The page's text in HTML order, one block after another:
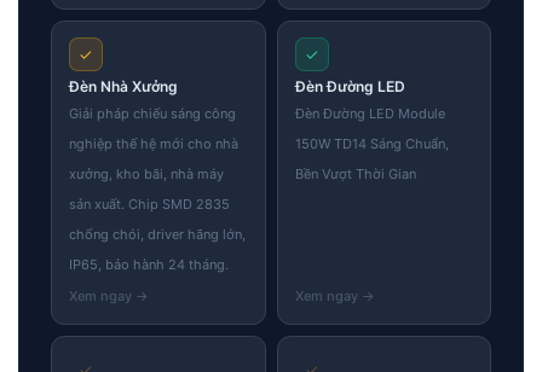
✓
Đèn Nhà Xưởng
Giải pháp chiếu sáng công
nghiệp thế hệ mới cho nhà
xưởng, kho bãi, nhà máy
sản xuất. Chip SMD 2835
chống chói, driver hãng lớn,
IP65, bảo hành 24 tháng.
✓
Đèn Đường LED
Đèn Đường LED Module
150W TD14 Sáng Chuẩn,
Bền Vượt Thời Gian